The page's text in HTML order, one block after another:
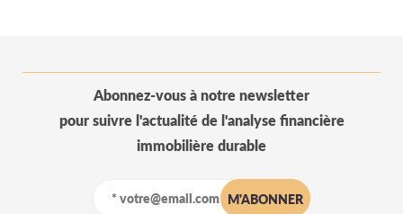
Abonnez-vous à notre newsletter
pour suivre l'actualité de l'analyse financière
immobilière durable